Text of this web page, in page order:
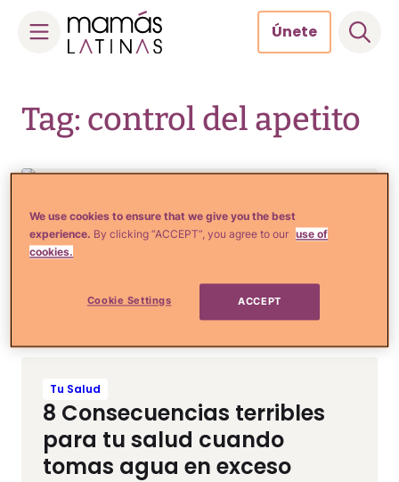
content
Únete
Tag: control del apetito
Tu Salud
10 Razones por las que a las
mujeres nos cuesta más
bajar de peso
Tu Salud
8 Consecuencias terribles
para tu salud cuando
tomas agua en exceso
We use cookies to ensure that we give you the best
experience. By clicking “ACCEPT”, you agree to our use of
cookies.
Cookie Settings ACCEPT